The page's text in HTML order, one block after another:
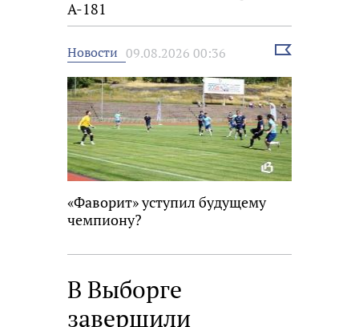
А-181
Новости 09.08.2026 00:36
Выбрать
«Фаворит» уступил будущему
чемпиону?
В Выборге
завершили